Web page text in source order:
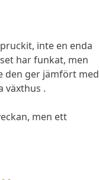
inte en enda
har funkat, men
den ger jämfört med
växthus .
men ett